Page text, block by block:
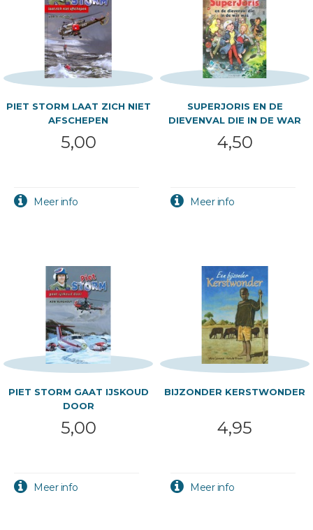
PIET STORM LAAT ZICH NIET
AFSCHEPEN
5,00
SUPERJORIS EN DE
DIEVENVAL DIE IN DE WAR
4,50
PIET STORM GAAT IJSKOUD
DOOR
5,00
BIJZONDER KERSTWONDER
4,95